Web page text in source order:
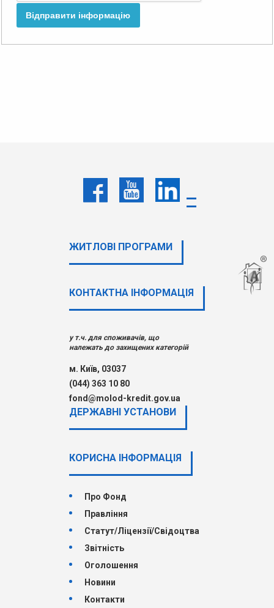
Відправити інформацію
ЖИТЛОВІ ПРОГРАМИ
КОНТАКТНА ІНФОРМАЦІЯ
у т.ч. для споживачів, що
належать до захищених категорій
м. Київ, 03037
(044) 363 10 80
fond@molod-kredit.gov.ua
ДЕРЖАВНI УСТАНОВИ
КОРИСНА ІНФОРМАЦІЯ
Про Фонд
Правління
Статут/Ліцензії/Свідоцтва
Звітність
Оголошення
Новини
Контакти